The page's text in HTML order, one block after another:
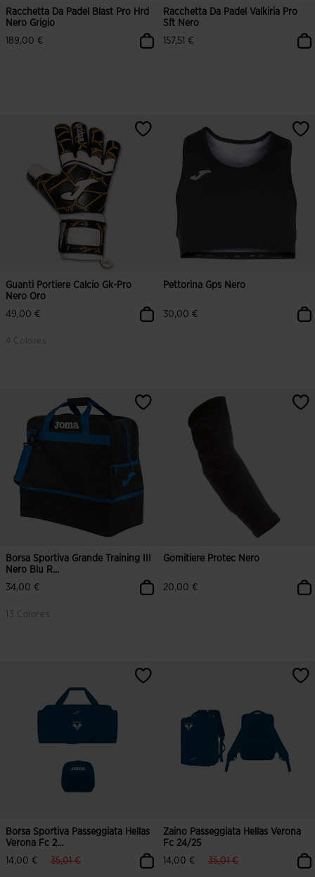
Racchetta Da Padel Blast Pro Hrd
Nero Grigio
189,00 €
5 su 5 valutazione dei clienti
Racchetta Da Padel Valkiria Pro
Sft Nero
157,51 €
4,6 su 5 valutazione dei clienti
Guanti Portiere Calcio Gk-Pro
Nero Oro
49,00 €
4 Colores
5 su 5 valutazione dei clienti
Pettorina Gps Nero
30,00 €
5 su 5 valutazione dei clienti
Borsa Sportiva Grande Training III
Nero Blu R...
34,00 €
13 Colores
Gomitiere Protec Nero
20,00 €
4,7 su 5 valutazione dei clienti
Borsa Sportiva Passeggiata Hellas
Verona Fc 2...
14,00 €
label.price.reduced.from
35,01 €label.price.to
Zaino Passeggiata Hellas Verona
Fc 24/25
14,00 €
label.price.reduced.from
35,01 €label.price.to